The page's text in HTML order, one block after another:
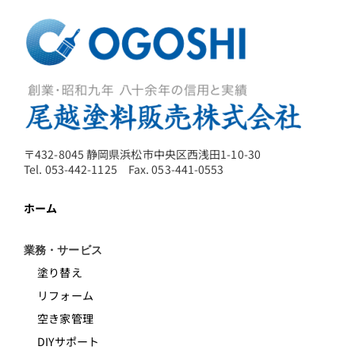
〒432-8045 静岡県浜松市中央区西浅田1-10-30
Tel. 053-442-1125 Fax. 053-441-0553
ホーム
業務・サービス
塗り替え
リフォーム
空き家管理
DIYサポート